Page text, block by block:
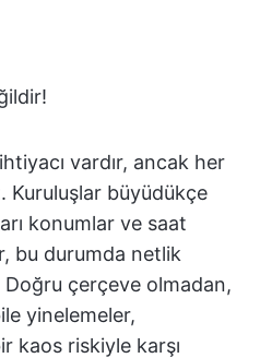
vardır, ancak her
Kuruluşlar büyüdükçe
konumlar ve saat
bu durumda netlik
çerçeve olmadan,
yinelemeler,
kaos riskiyle karşı